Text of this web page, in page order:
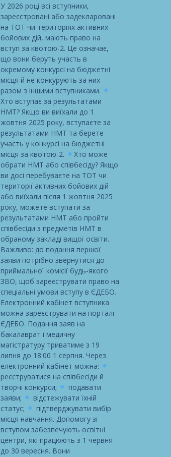
У 2026 році всі вступники,
зареєстровані або задекларовані
на ТОТ чи територіях активних
бойових дій, мають право на
вступ за квотою-2. Це означає,
що вони беруть участь в
окремому конкурсі на бюджетні
місця й не конкурують за них
разом з іншими вступниками.
Хто вступає за результатами
НМТ? Якщо ви виїхали до 1
жовтня 2025 року, вступаєте за
результатами НМТ та берете
участь у конкурсі на бюджетні
місця за квотою-2.
Хто може
обрати НМТ або співбесіду? Якщо
ви досі перебуваєте на ТОТ чи
території активних бойових дій
або виїхали після 1 жовтня 2025
року, можете вступати за
результатами НМТ або пройти
співбесіди з предметів НМТ в
обраному закладі вищої освіти.
Важливо: до подання першої
заяви потрібно звернутися до
приймальної комісії будь-якого
ЗВО, щоб зареєструвати право на
спеціальні умови вступу в ЄДЕБО.
Електронний кабінет вступника
можна зареєструвати на порталі
ЄДЕБО. Подання заяв на
бакалаврат і медичну
магістратуру триватиме з 19
липня до 18:00 1 серпня. Через
електронний кабінет можна:
реєструватися на співбесіди й
творчі конкурси;
подавати
заяви;
відстежувати їхній
статус;
підтверджувати вибір
місця навчання. Допомогу зі
вступом забезпечують освітні
центри, які працюють з 1 червня
до 30 вересня. Вони